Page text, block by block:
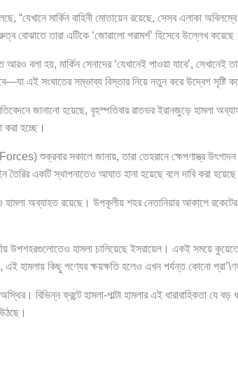
“যেখানে মার্কিন বাহিনী মোতায়েন রয়েছে, সেসব এলাকা
বোঝাতে তারা এটিকে ‘জোরালো পরামর্শ’ হিসেবে উল্লেখ করেছে।
আরও বলা হয়, মার্কিন সেনাদের ‘যেখানেই পাওয়া যাবে’, সেখানেই
এই সংঘাতের সম্ভাব্য বিস্তার নিয়ে নতুন করে উদ্বেগ সৃষ্টি
জানানো হয়েছে, বৃহস্পতিবার রাতভর ইরানজুড়ে হামলা
করা হচ্ছে।
শুক্রবার সকালে জানায়, তারা তেহরানে ক্ষেপণাস্ত্র উৎপাদন
তৈরির একটি স্থাপনাতেও আঘাত হানা হয়েছে বলে দাবি করা
হামলা অব্যাহত রয়েছে। উপকূলীয় শহর নেতানিয়ার আকাশে রকেটের
উপশহরগুলোতেও হামলা চালিয়েছে ইসরায়েল। একই সময়ে
এই হামলায় কিছু পণ্যের ক্ষয়ক্ষতি হলেও এখন পর্যন্ত কোনো
বিভিন্ন ফ্রন্টে হামলা-পাল্টা হামলার এই ধারাবাহিকতা যে